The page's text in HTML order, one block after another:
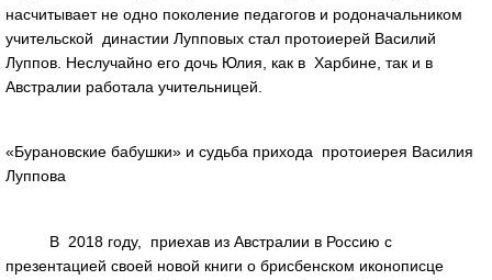
насчитывает не одно поколение педагогов и родоначальником
учительской династии Лупповых стал протоиерей Василий
Луппов. Неслучайно его дочь Юлия, как в Харбине, так и в
Австралии работала учительницей.
«Бурановские бабушки» и судьба прихода протоиерея Василия
Луппова
В 2018 году, приехав из Австралии в Россию с
презентацией своей новой книги о брисбенском иконописце